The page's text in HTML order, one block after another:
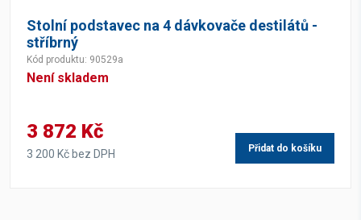
Stolní podstavec na 4 dávkovače destilátů -
stříbrný
Kód produktu: 90529a
Není skladem
3 872 Kč
3 200 Kč bez DPH Přidat do košíku